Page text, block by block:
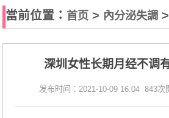
當前位置： 首页 > 內分泌失調 >
深圳女性长期月经不调
发布时间：2021-10-09 16:04 843次